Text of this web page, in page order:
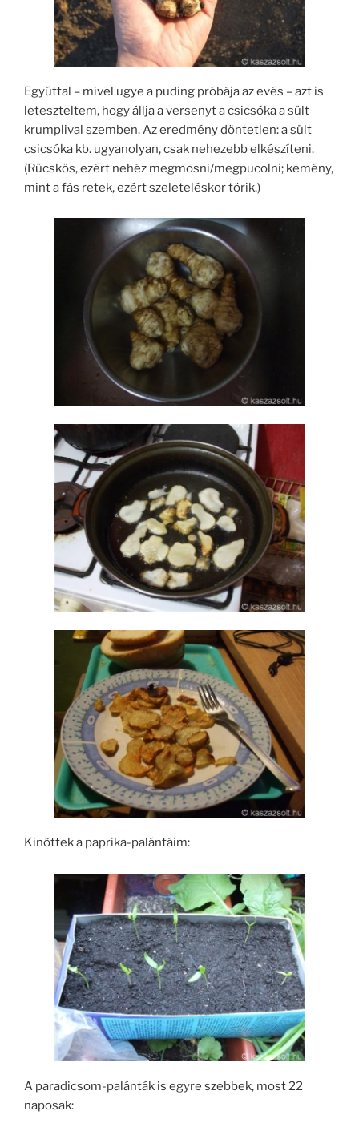
Egyúttal – mivel ugye a puding próbája az evés – azt is
leteszteltem, hogy állja a versenyt a csicsóka a sült
krumplival szemben. Az eredmény döntetlen: a sült
csicsóka kb. ugyanolyan, csak nehezebb elkészíteni.
(Rücskös, ezért nehéz megmosni/megpucolni; kemény,
mint a fás retek, ezért szeleteléskor törik.)
Kinőttek a paprika-palántáim:
A paradicsom-palánták is egyre szebbek, most 22
naposak: